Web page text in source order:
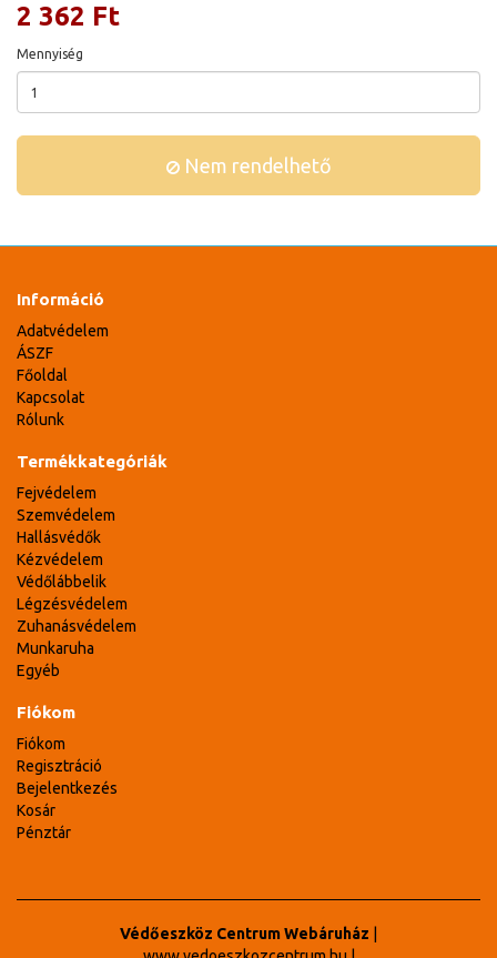
2 362 Ft
Mennyiség
Nem rendelhető
Információ
Adatvédelem
ÁSZF
Főoldal
Kapcsolat
Rólunk
Termékkategóriák
Fejvédelem
Szemvédelem
Hallásvédők
Kézvédelem
Védőlábbelik
Légzésvédelem
Zuhanásvédelem
Munkaruha
Egyéb
Fiókom
Fiókom
Regisztráció
Bejelentkezés
Kosár
Pénztár
Védőeszköz Centrum Webáruház